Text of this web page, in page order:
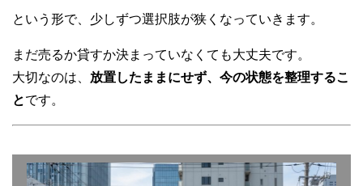
という形で、少しずつ選択肢が狭くなっていきます。
まだ売るか貸すか決まっていなくても大丈夫です。
大切なのは、 放置したままにせず、今の状態を整理するこ
とです。